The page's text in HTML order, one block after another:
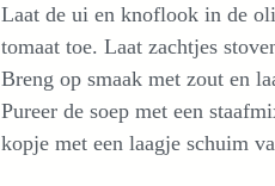
Laat de ui en knoflook in de
tomaat toe. Laat zachtjes
Breng op smaak met zout en
Pureer de soep met een
kopje met een laagje schuim